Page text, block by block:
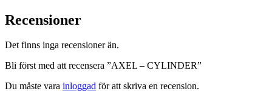
Recensioner
Det finns inga recensioner än.
Bli först med att recensera ”AXEL – CYLINDER”
Du måste vara inloggad för att skriva en recension.